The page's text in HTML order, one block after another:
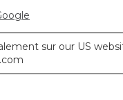
sur our US